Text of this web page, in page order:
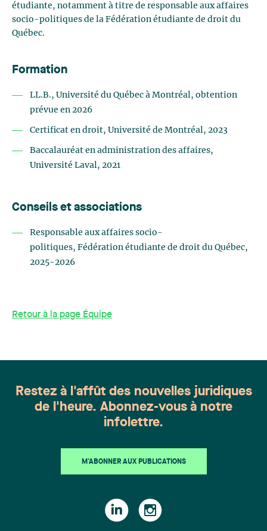
étudiante, notamment à titre de responsable aux affaires
socio-politiques de la Fédération étudiante de droit du
Québec.
Formation
LL.B., Université du Québec à Montréal, obtention
prévue en 2026
Certificat en droit, Université de Montréal, 2023
Baccalauréat en administration des affaires,
Université Laval, 2021
Conseils et associations
Responsable aux affaires socio-
politiques, Fédération étudiante de droit du Québec,
2025-2026
Retour à la page Équipe
Restez à l'affût des nouvelles juridiques
de l'heure. Abonnez-vous à notre
infolettre.
M'ABONNER AUX PUBLICATIONS